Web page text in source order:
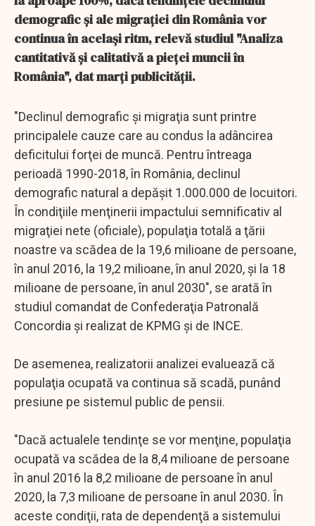
demografic şi ale migraţiei din România vor
continua în acelaşi ritm, relevă studiul "Analiza
cantitativă şi calitativă a pieţei muncii în
România", dat marţi publicităţii.
"Declinul demografic şi migraţia sunt printre
principalele cauze care au condus la adâncirea
deficitului forţei de muncă. Pentru întreaga
perioadă 1990-2018, în România, declinul
demografic natural a depăşit 1.000.000 de locuitori.
În condiţiile menţinerii impactului semnificativ al
migraţiei nete (oficiale), populaţia totală a ţării
noastre va scădea de la 19,6 milioane de persoane,
în anul 2016, la 19,2 milioane, în anul 2020, şi la 18
milioane de persoane, în anul 2030", se arată în
studiul comandat de Confederaţia Patronală
Concordia şi realizat de KPMG şi de INCE.
De asemenea, realizatorii analizei evaluează că
populaţia ocupată va continua să scadă, punând
presiune pe sistemul public de pensii.
"Dacă actualele tendinţe se vor menţine, populaţia
ocupată va scădea de la 8,4 milioane de persoane
în anul 2016 la 8,2 milioane de persoane în anul
2020, la 7,3 milioane de persoane în anul 2030. În
aceste condiţii, rata de dependenţă a sistemului